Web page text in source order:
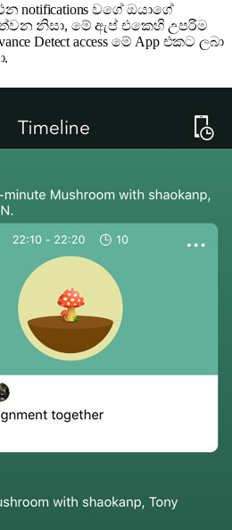
notifications වගේ ඔයාගේ
නිසා, මේ ඇප් එකෙහි උපරිම
Detect access මේ App එකට ලබා